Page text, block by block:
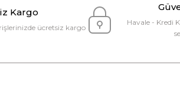
Kargo
ücretsiz kargo
Havale - Kredi